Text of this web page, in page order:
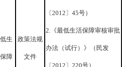
生
障
政策法规
文件
〔2012〕45号）
2.《最低生活保障审核审批
办法（试行）》（民发
〔2012〕220号）